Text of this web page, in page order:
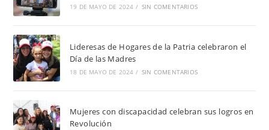
19 DE MAYO DE 2024 / SIN COMENTARIOS
Lideresas de Hogares de la Patria celebraron el
Día de las Madres
18 DE MAYO DE 2024 / SIN COMENTARIOS
Mujeres con discapacidad celebran sus logros en
Revolución